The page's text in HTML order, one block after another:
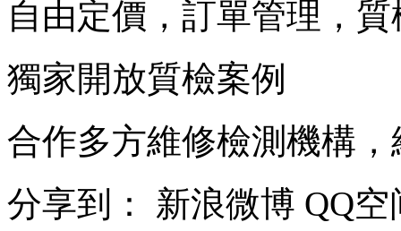
自由定價，訂單管理，
獨家開放質檢案例
合作多方維修檢測機構
分享到：
新浪微博 QQ空